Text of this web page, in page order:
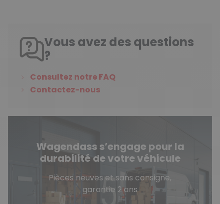
Vous avez des questions
?
Consultez notre FAQ
Contactez-nous
Wagendass s’engage pour la
durabilité de votre véhicule
Pièces neuves et sans consigne,
garantie 2 ans